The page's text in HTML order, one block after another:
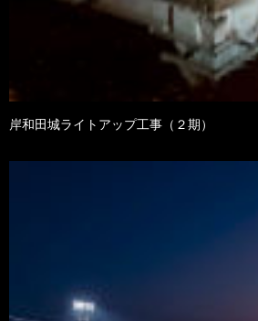
岸和田城ライトアップ工事（２期）